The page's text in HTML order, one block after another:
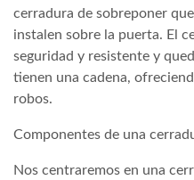
cerradura de sobreponer
instalen sobre la puerta. El
seguridad y resistente y
tienen una cadena,
robos.
Componentes de una
Nos centraremos en una